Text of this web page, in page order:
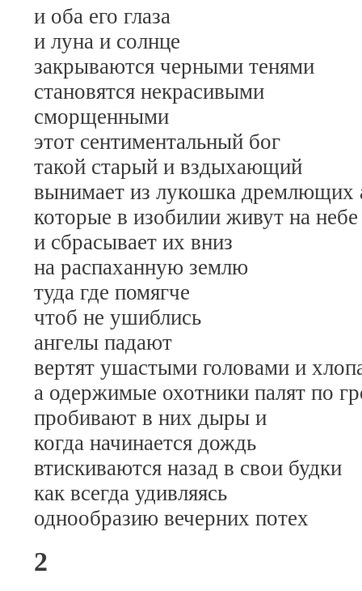
и оба его глаза
и луна и солнце
закрываются черными тенями
становятся некрасивыми
сморщенными
этот сентиментальный бог
такой старый и вздыхающий
вынимает из лукошка дремлющих
которые в изобилии живут на небе
и сбрасывает их вниз
на распаханную землю
туда где помягче
чтоб не ушиблись
ангелы падают
вертят ушастыми головами и
а одержимые охотники палят по
пробивают в них дыры и
когда начинается дождь
втискиваются назад в свои будки
как всегда удивляясь
однообразию вечерних потех
2